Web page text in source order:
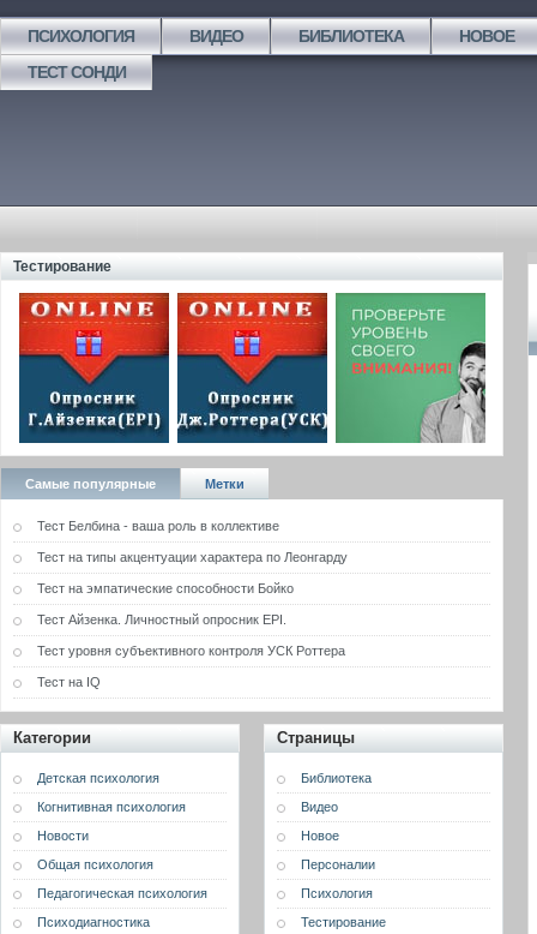
ПСИХОЛОГИЯ ВИДЕО БИБЛИОТЕКА
НОВОЕ
ТЕСТ СОНДИ
Тестирование
Самые популярные Метки
Тест Белбина - ваша роль в коллективе
Тест на типы акцентуации характера по Леонгарду
Тест на эмпатические способности Бойко
Тест Айзенка. Личностный опросник EPI.
Тест уровня субъективного контроля УСК Роттера
Тест на IQ
Категории
Детская психология
Когнитивная психология
Новости
Общая психология
Педагогическая психология
Психодиагностика
Страницы
Библиотека
Видео
Новое
Персоналии
Психология
Тестирование